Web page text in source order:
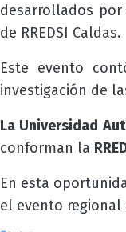
desarrollados
de RREDSI Caldas.
Este evento
investigación de
La Universidad
conforman la
En esta
el evento regional